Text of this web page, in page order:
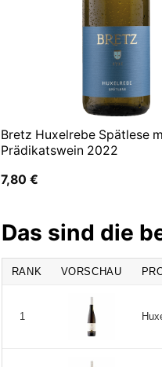
Bretz Huxelrebe Spätlese
Prädikatswein 2022
7,80€
Das sind die
RANK VORSCHAU
1